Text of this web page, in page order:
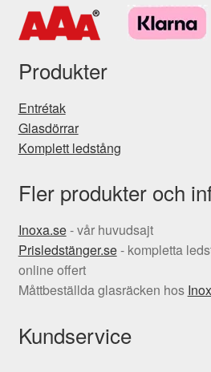
Produkter
Entrétak
Glasdörrar
Komplett ledstång
Fler produkter och
Inoxa.se- vår huvudsajt
Prisledstänger.se- kompletta
online offert
Måttbeställda glasräcken hos
Kundservice